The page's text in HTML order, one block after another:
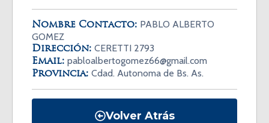
Nombre Contacto: PABLO ALBERTO
GOMEZ
Dirección: CERETTI 2793
Email: pabloalbertogomez66@gmail.com
Provincia: Cdad. Autonoma de Bs. As.
Volver Atrás